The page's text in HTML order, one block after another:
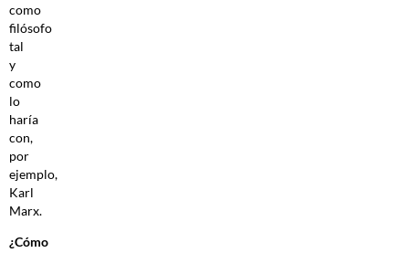
como
filósofo
tal
y
como
lo
haría
con,
por
ejemplo,
Karl
Marx.
¿Cómo